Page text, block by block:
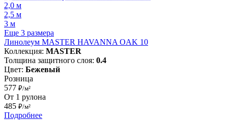
2,0 м
2,5 м
3 м
Еще 3 размера
Линолеум MASTER HAVANNA OAK 10
Коллекция: MASTER
Толщина защитного слоя: 0.4
Цвет: Бежевый
Розница
577 ₽/м²
От 1 рулона
485 ₽/м²
Подробнее